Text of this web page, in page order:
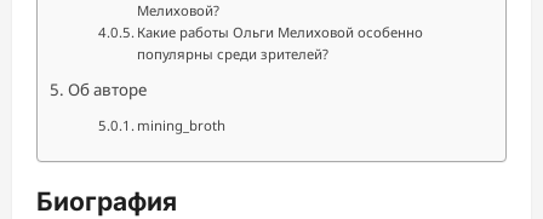
Мелиховой?
Какие работы Ольги Мелиховой особенно
популярны среди зрителей?
Об авторе
mining_broth
Биография